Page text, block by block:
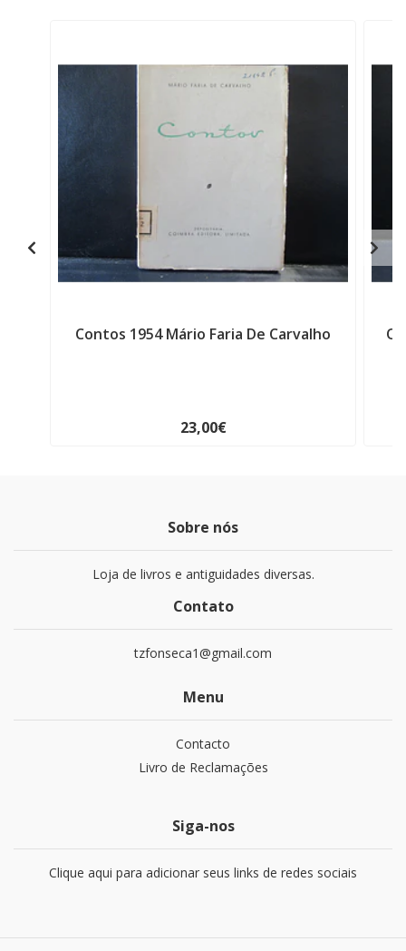
Contos 1954 Mário Faria De Carvalho
23,00€
Sobre nós
Loja de livros e antiguidades diversas.
Contato
tzfonseca1@gmail.com
Menu
Contacto
Livro de Reclamações
Siga-nos
Clique aqui para adicionar seus links de redes sociais